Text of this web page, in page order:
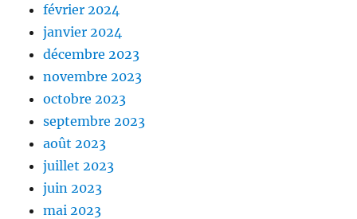
février 2024
janvier 2024
décembre 2023
novembre 2023
octobre 2023
septembre 2023
août 2023
juillet 2023
juin 2023
mai 2023